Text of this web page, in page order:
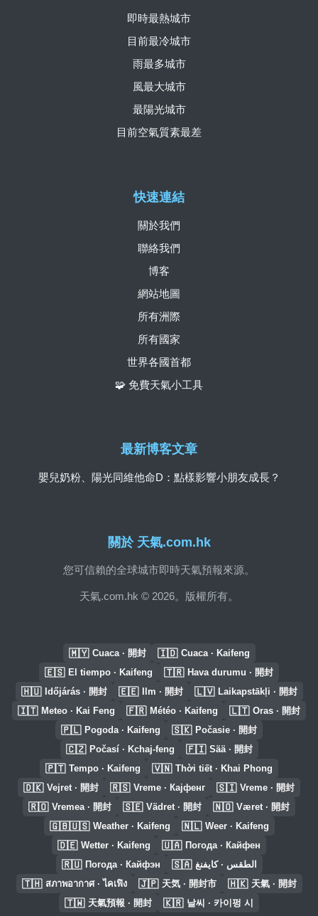
關於 天氣.com.hk
您可信賴的全球城市即時天氣預報來源。
天氣.com.hk © 2026。版權所有。
快速連結
關於我們
聯絡我們
博客
網站地圖
所有洲際
所有國家
世界各國首都
🧩 免費天氣小工具
即時最熱城市
目前最冷城市
雨最多城市
風最大城市
最陽光城市
目前空氣質素最差
最新博客文章
嬰兒奶粉、陽光同維他命D：點樣影響小朋友成長？
🇲🇾 Cuaca · 開封 🇮🇩 Cuaca · Kaifeng
🇪🇸 El tiempo · Kaifeng 🇹🇷 Hava durumu · 開封
🇭🇺 Időjárás · 開封 🇪🇪 Ilm · 開封 🇱🇻 Laikapstākļi · 開封
🇮🇹 Meteo · Kai Feng 🇫🇷 Météo · Kaifeng 🇱🇹 Oras · 開封
🇵🇱 Pogoda · Kaifeng 🇸🇰 Počasie · 開封
🇨🇿 Počasí · Kchaj-feng 🇫🇮 Sää · 開封
🇵🇹 Tempo · Kaifeng 🇻🇳 Thời tiết · Khai Phong
🇩🇰 Vejret · 開封 🇷🇸 Vreme · Кајфенг 🇸🇮 Vreme · 開封
🇷🇴 Vremea · 開封 🇸🇪 Vädret · 開封 🇳🇴 Været · 開封
🇬🇧🇺🇸 Weather · Kaifeng 🇳🇱 Weer · Kaifeng
🇩🇪 Wetter · Kaifeng 🇺🇦 Погода · Кайфен
🇷🇺 Погода · Кайфэн 🇸🇦 الطقس · كايفنغ
🇹🇭 สภาพอากาศ · ไคเฟิง 🇯🇵 天気 · 開封市 🇭🇰 天氣 · 開封
🇹🇼 天氣預報 · 開封 🇰🇷 날씨 · 카이펑 시